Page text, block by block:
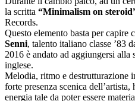
la scritta “Minimalism on
Records.
Questo elemento basta per capire
Senni, talento italiano classe ’83
2016 è andato ad aggiungersi alla
inglese.
Melodia, ritmo e destrutturazione
forte presenza scenica dell’artista,
energia tale da poter essere